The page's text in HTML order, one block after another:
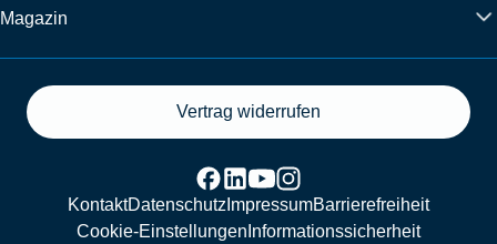
Magazin
Vertrag widerrufen
KontaktDatenschutz ImpressumBarrierefreiheit
Cookie-Einstellungen Informationssicherheit